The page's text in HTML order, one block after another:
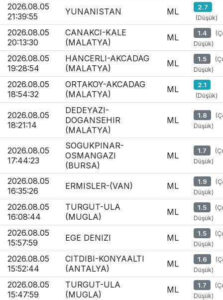
2026.08.05
21:39:55
YUNANISTAN ML 2.7
(Düşük)
2026.08.05
20:13:30
CANAKCI-KALE
(MALATYA)
ML 1.4
Düşük)
2026.08.05
19:28:54
HANCERLI-AKCADAG
(MALATYA)
ML 1.5
Düşük)
2026.08.05
18:54:32
ORTAKOY-AKCADAG
(MALATYA)
ML 2.1
(Düşük)
2026.08.05
18:21:14
DEDEYAZI-
DOGANSEHIR
(MALATYA)
ML 1.8
Düşük)
2026.08.05
17:44:23
SOGUKPINAR-
OSMANGAZI
(BURSA)
ML 1.7
Düşük)
2026.08.05
16:35:26
ERMISLER-(VAN) ML 1.9
Düşük)
2026.08.05
16:08:44
TURGUT-ULA
(MUGLA)
ML 1.5
Düşük)
2026.08.05
15:57:59
EGE DENIZI ML 1.5
Düşük)
2026.08.05
15:52:44
CITDIBI-KONYAALTI
(ANTALYA)
ML 1.6
Düşük)
2026.08.05
15:47:59
TURGUT-ULA
(MUGLA)
ML 1.7
Düşük)